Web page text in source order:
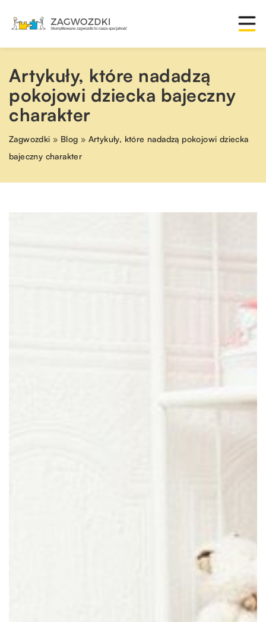
Artykuły, które nadadzą
pokojowi dziecka bajeczny
charakter
Zagwozdki » Blog » Artykuły, które nadadzą pokojowi dziecka
bajeczny charakter